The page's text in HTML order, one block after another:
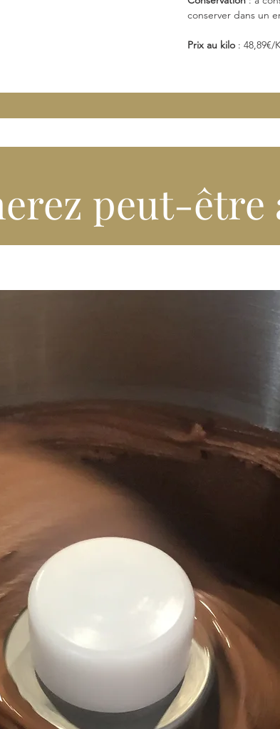
conserver dans un
Prix au kilo : 48,89€/
peut-être